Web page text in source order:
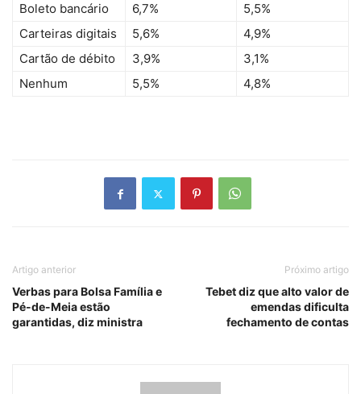
Boleto bancário
6,7%
5,5%
Carteiras digitais
5,6%
4,9%
Cartão de débito
3,9%
3,1%
Nenhum
5,5% 4,8%
Artigo anterior
Verbas para Bolsa Família e
Pé-de-Meia estão
garantidas, diz ministra
Próximo artigo
Tebet diz que alto valor de
emendas dificulta
fechamento de contas